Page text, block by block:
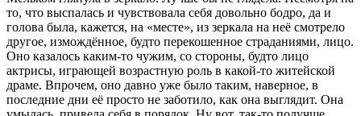
то, что выспалась и чувствовала себя довольно бодро, да и
голова была, кажется, на «месте», из зеркала на неё смотрело
другое, измождённое, будто перекошенное страданиями, лицо.
Оно казалось каким-то чужим, со стороны, будто лицо
актрисы, играющей возрастную роль в какой-то житейской
драме. Впрочем, оно давно уже было таким, наверное, в
последние дни её просто не заботило, как она выглядит. Она